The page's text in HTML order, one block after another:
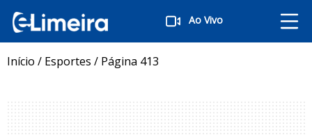
Ao Vivo
Início / Esportes / Página 413